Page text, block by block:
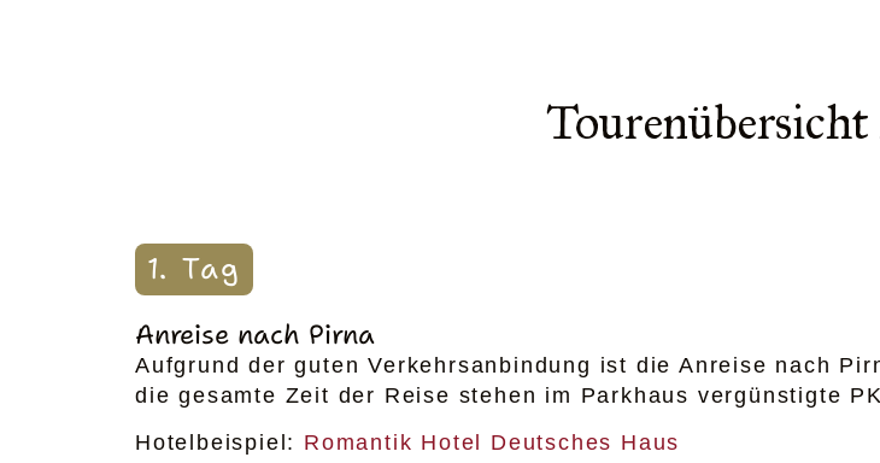
1. Tag
Anreise nach Pirna
Aufgrund der guten Verkehrsanbindung ist die Anreise nach
die gesamte Zeit der Reise stehen im Parkhaus vergünstigte
Hotelbeispiel: Romantik Hotel Deutsches Haus